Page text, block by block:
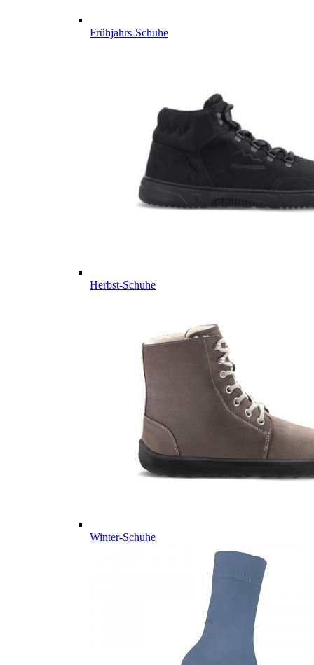
Frühjahrs-Schuhe
Herbst-Schuhe
Winter-Schuhe